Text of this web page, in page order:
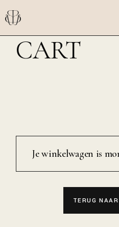
to
the
contentCART
Je winkelwagen is
TERUG